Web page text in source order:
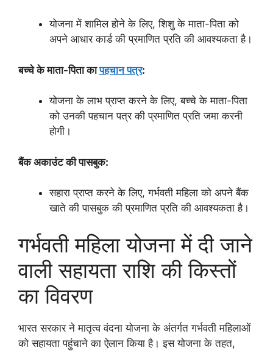
योजना में शामिल होने के लिए, शिशु के माता-पिता को
अपने आधार कार्ड की प्रमाणित प्रति की आवश्यकता है।
बच्चे के माता-पिता कापहचान पत्र:
योजना के लाभ प्राप्त करने के लिए, बच्चे के माता-पिता
को उनकी पहचान पत्र की प्रमाणित प्रति जमा करनी
होगी।
बैंक अकाउंट की पासबुक:
सहारा प्राप्त करने के लिए, गर्भवती महिला को अपने बैंक
खाते की पासबुक की प्रमाणित प्रति की आवश्यकता है।
गर्भवती महिला योजना में दी जाने
वाली सहायता राशि की किस्तों
का विवरण
भारत सरकार ने मातृत्व वंदना योजना के अंतर्गत गर्भवती महिलाओं
को सहायता पहुंचाने का ऐलान किया है। इस योजना के तहत,